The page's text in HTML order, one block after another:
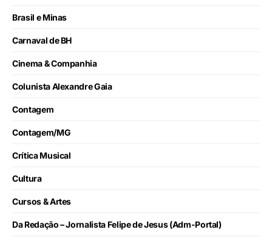
Brasil e Minas
Carnaval de BH
Cinema & Companhia
Colunista Alexandre Gaia
Contagem
Contagem/MG
Crítica Musical
Cultura
Cursos & Artes
Da Redação – Jornalista Felipe de Jesus (Adm-Portal)